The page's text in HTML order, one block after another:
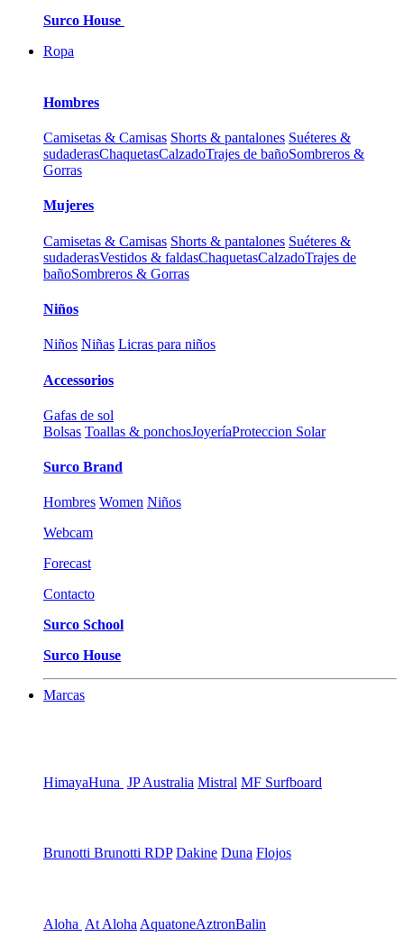
Surco House
Ropa
Hombres
Camisetas & Camisas Shorts & pantalones Suéteres &
sudaderasChaquetasCalzadoTrajes de bañoSombreros &
Gorras
Mujeres
Camisetas & Camisas Shorts & pantalones Suéteres &
sudaderasVestidos & faldasChaquetasCalzadoTrajes de
bañoSombreros & Gorras
Niños
Niños Niñas Licras para niños
Accessorios
Gafas de sol
Bolsas Toallas & ponchosJoyeríaProteccion Solar
Surco Brand
Hombres Women Niños
Webcam
Forecast
Contacto
Surco School
Surco House
Marcas
HimayaHuna JP Australia Mistral MF Surfboard
Brunotti Brunotti RDP Dakine Duna Flojos
Aloha At Aloha AquatoneAztronBalin